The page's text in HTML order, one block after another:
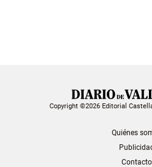
Copyright ©2026 Editorial
Quiénes
Contacto